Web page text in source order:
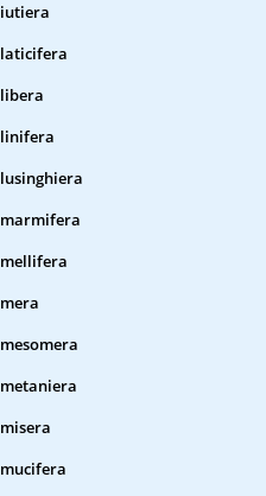
iutiera
laticifera
libera
linifera
lusinghiera
marmifera
mellifera
mera
mesomera
metaniera
misera
mucifera